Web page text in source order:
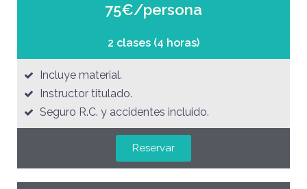
75€/persona
2 clases (4 horas)
Incluye material.
Instructor titulado.
Seguro R.C. y accidentes incluido.
Reservar